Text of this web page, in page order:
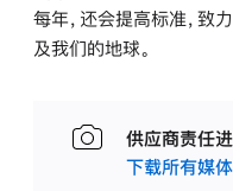
每年，还会提高标准，
及我们的地球。
供应商责任
下载所有媒